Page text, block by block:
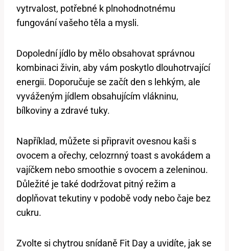
vytrvalost, potřebné k plnohodnotnému
fungování vašeho těla a mysli.
Dopolední jídlo by mělo obsahovat správnou
kombinaci živin, aby vám poskytlo dlouhotrvající
energii. Doporučuje se začít den s lehkým, ale
vyváženým jídlem obsahujícím vlákninu,
bílkoviny a zdravé tuky.
Například, můžete si připravit ovesnou kaši s
ovocem a ořechy, celozrnný toast s avokádem a
vajíčkem nebo smoothie s ovocem a zeleninou.
Důležité je také dodržovat pitný režim a
doplňovat tekutiny v podobě vody nebo čaje bez
cukru.
Zvolte si chytrou snídaně Fit Day a uvidíte, jak se